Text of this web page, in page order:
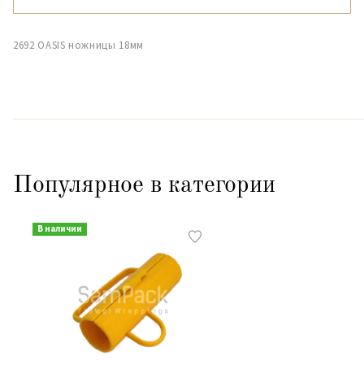
2692 OASIS ножницы 18мм
Популярное в категории
В наличии